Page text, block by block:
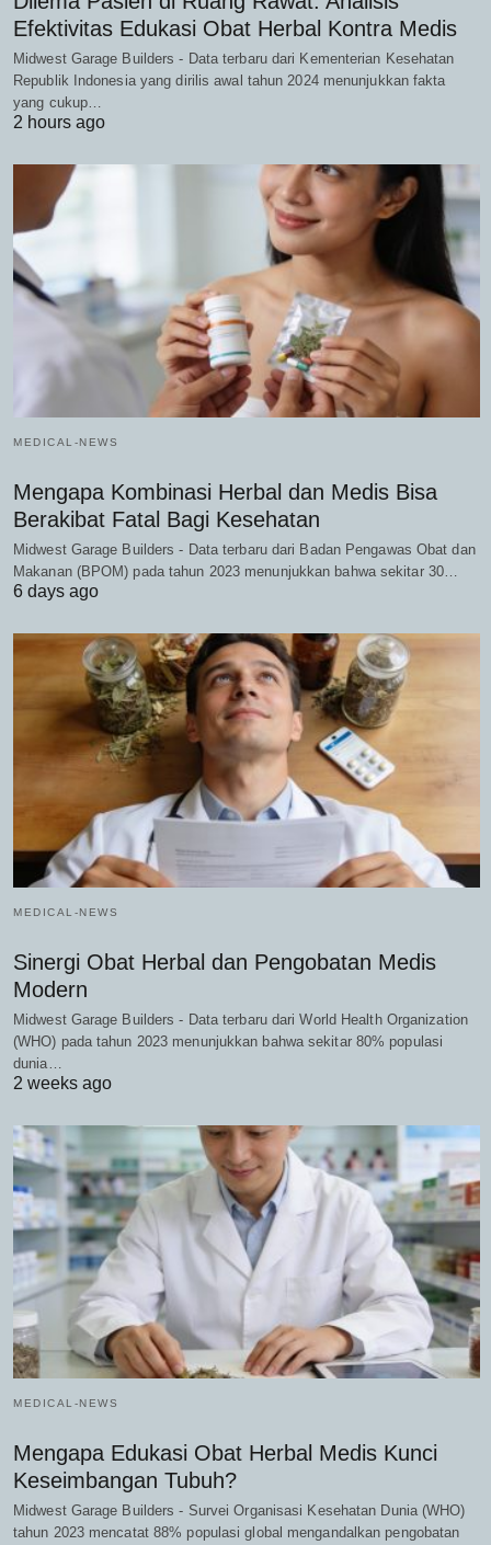
Efektivitas Edukasi Obat Herbal Kontra Medis
Midwest Garage Builders - Data terbaru dari Kementerian Kesehatan
Republik Indonesia yang dirilis awal tahun 2024 menunjukkan fakta
yang cukup…
2 hours ago
MEDICAL-NEWS
Mengapa Kombinasi Herbal dan Medis Bisa
Berakibat Fatal Bagi Kesehatan
Midwest Garage Builders - Data terbaru dari Badan Pengawas Obat dan
Makanan (BPOM) pada tahun 2023 menunjukkan bahwa sekitar 30…
6 days ago
MEDICAL-NEWS
Sinergi Obat Herbal dan Pengobatan Medis
Modern
Midwest Garage Builders - Data terbaru dari World Health Organization
(WHO) pada tahun 2023 menunjukkan bahwa sekitar 80% populasi
dunia…
2 weeks ago
MEDICAL-NEWS
Mengapa Edukasi Obat Herbal Medis Kunci
Keseimbangan Tubuh?
Midwest Garage Builders - Survei Organisasi Kesehatan Dunia (WHO)
tahun 2023 mencatat 88% populasi global mengandalkan pengobatan